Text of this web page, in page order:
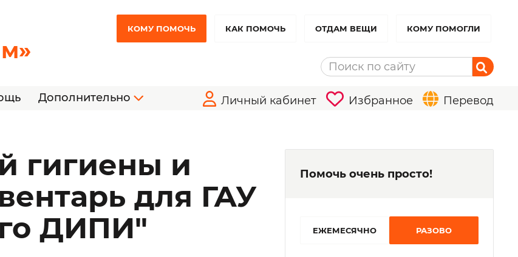
КОМУ ПОМОЧЬ КАК ПОМОЧЬ ОТДАМ ВЕЩИ КОМУ ПОМОГЛИ
Дополнительно Личный кабинет Избранное Перевод
гигиены и
для ГАУ
ДИПИ"
Помочь очень просто!
EЖЕМЕСЯЧНО РАЗОВО